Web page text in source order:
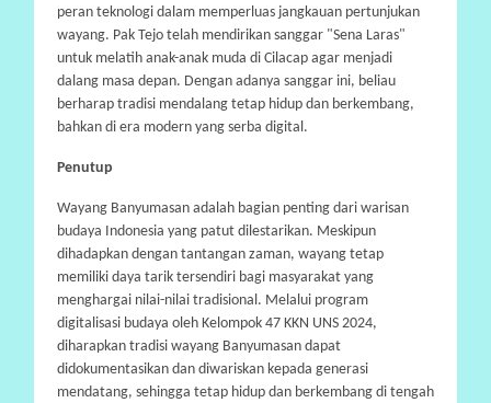
peran teknologi dalam memperluas jangkauan pertunjukan
wayang. Pak Tejo telah mendirikan sanggar "Sena Laras"
untuk melatih anak-anak muda di Cilacap agar menjadi
dalang masa depan. Dengan adanya sanggar ini, beliau
berharap tradisi mendalang tetap hidup dan berkembang,
bahkan di era modern yang serba digital.
Penutup
Wayang Banyumasan adalah bagian penting dari warisan
budaya Indonesia yang patut dilestarikan. Meskipun
dihadapkan dengan tantangan zaman, wayang tetap
memiliki daya tarik tersendiri bagi masyarakat yang
menghargai nilai-nilai tradisional. Melalui program
digitalisasi budaya oleh Kelompok 47 KKN UNS 2024,
diharapkan tradisi wayang Banyumasan dapat
didokumentasikan dan diwariskan kepada generasi
mendatang, sehingga tetap hidup dan berkembang di tengah